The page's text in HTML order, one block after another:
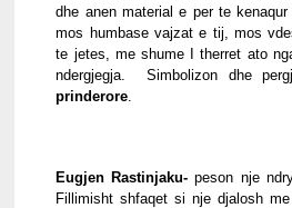
dhe anen material e per te
mos humbase vajzat e tij, mos
te jetes, me shume I therret ato
ndergjegja.  Simbolizon dhe
prinderore.
Eugjen Rastinjaku- peson nje
Fillimisht shfaqet si nje djalosh